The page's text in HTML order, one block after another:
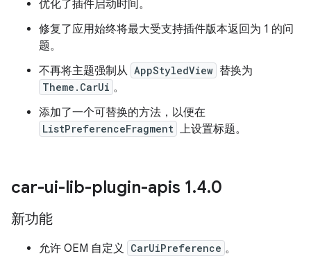
优化了插件启动时间。
修复了应用始终将最大受支持插件版本返回为 1 的问
题。
不再将主题强制从 AppStyledView 替换为
Theme.CarUi 。
添加了一个可替换的方法，以便在
ListPreferenceFragment 上设置标题。
car-ui-lib-plugin-apis 1.4.0
新功能
允许 OEM 自定义 CarUiPreference 。